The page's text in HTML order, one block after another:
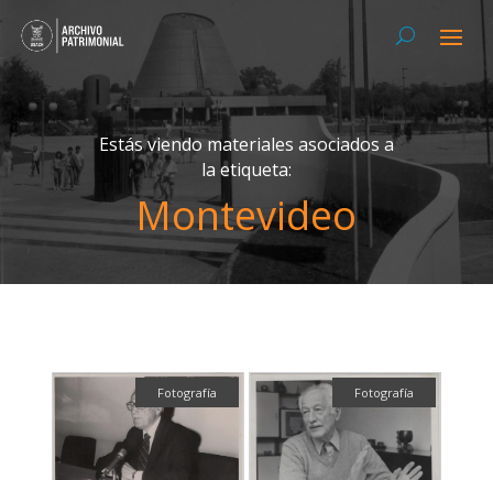
Estás viendo materiales asociados a
la etiqueta:
Montevideo
Fotografía Fotografía